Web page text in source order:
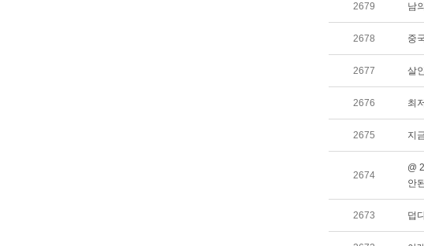
2679 남
2678 중
2677 살
2676 최
2675 지
2674
@
안
2673 덥